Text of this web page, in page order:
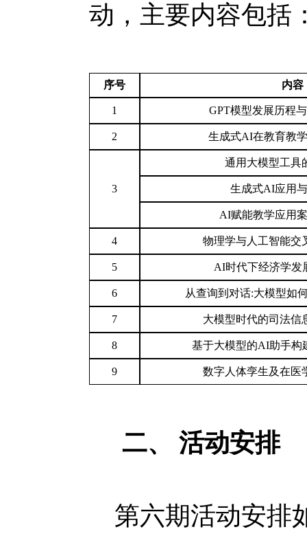
动，主要内容包括
序号 内容
1 GPT模型发展历程
2 生成式AI在教育教
3
通用大模型工具
生成式AI应用
AI赋能教学应用
4 物理学与人工智能交
5 AI时代下经济学发
6 从查询到对话:大模型如
7 大模型时代的司法信
8 基于大模型的AI助手构
9 数字人体孪生及在医
二、 活动安排
第六期活动安排